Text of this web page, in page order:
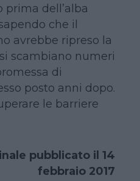
prima dell’alba
che il
avrebbe ripreso la
scambiano numeri
di
posto anni dopo.
le barriere
pubblicato il 14
febbraio 2017